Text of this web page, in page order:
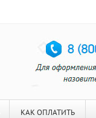
КАК ОПЛАТИТЬ